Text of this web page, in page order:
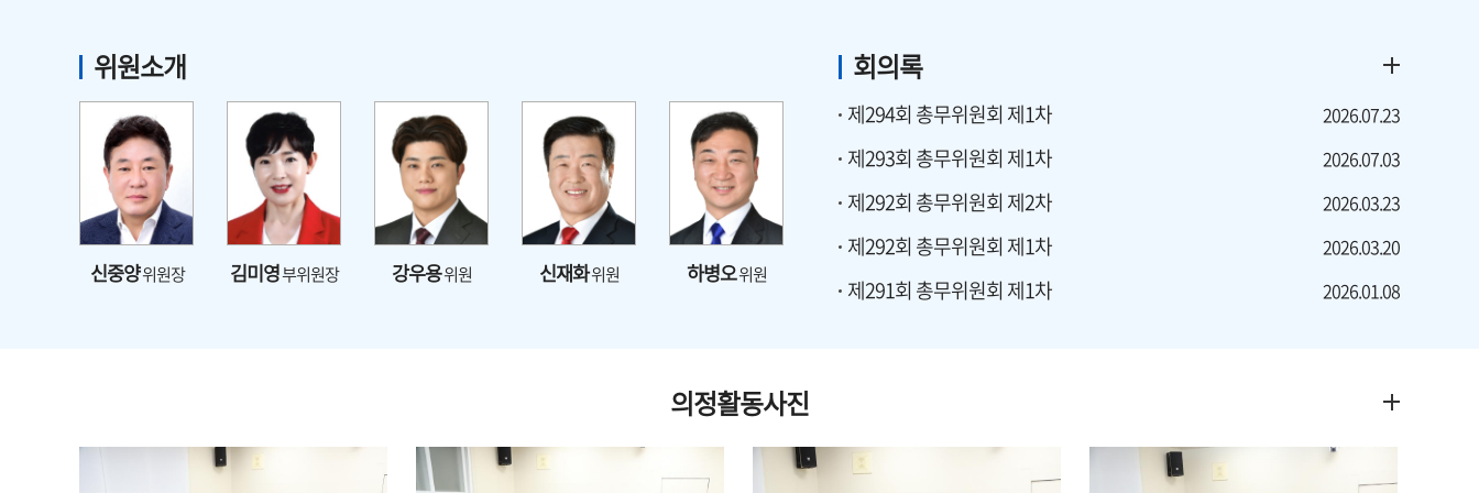
위원소개
신중양위원장 김미영부위원장 강우용위원 신재화위원 하병오위원
회의록
제294회 총무위원회 제1차 2026.07.23
제293회 총무위원회 제1차 2026.07.03
제292회 총무위원회 제2차 2026.03.23
제292회 총무위원회 제1차 2026.03.20
제291회 총무위원회 제1차 2026.01.08
의정활동사진